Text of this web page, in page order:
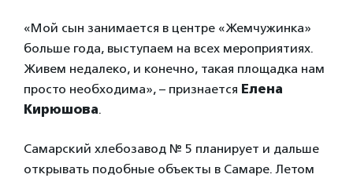
«Мой сын занимается в центре «Жемчужинка»
больше года, выступаем на всех мероприятиях.
Живем недалеко, и конечно, такая площадка нам
просто необходима», – признается Елена
Кирюшова.
Самарский хлебозавод № 5 планирует и дальше
открывать подобные объекты в Самаре. Летом